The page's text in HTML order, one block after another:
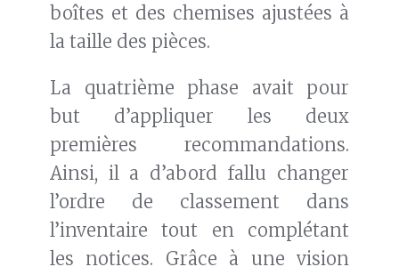
boîtes et des chemises ajustées à
la taille des pièces.
La quatrième phase avait pour
but d’appliquer les deux
premières recommandations.
Ainsi, il a d’abord fallu changer
l’ordre de classement dans
l’inventaire tout en complétant
les notices. Grâce à une vision